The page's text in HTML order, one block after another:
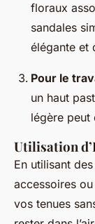
floraux
sandales
élégante et
Pour le
un haut
légère peut
Utilisation
En utilisant
accessoires
vos tenues